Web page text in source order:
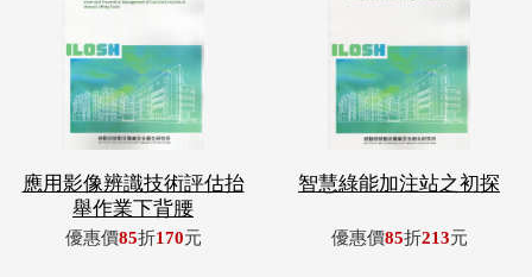
應用影像辨識技術評估抬
舉作業下背腰
優惠價85折170元
智慧綠能加注站之初探
優惠價85折213元